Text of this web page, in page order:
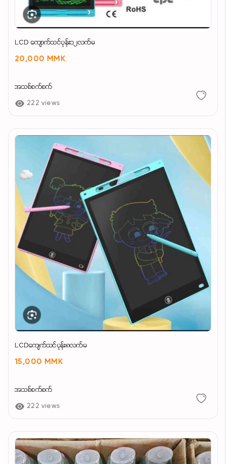
LCD ကျောက်သင်ပုန်း၁၂လက်မ
20,000 MMK
အသစ်စက်စက်
222 views
LCDကျေက်သင်ပုန်း၈လက်မ
15,000 MMK
အသစ်စက်စက်
222 views